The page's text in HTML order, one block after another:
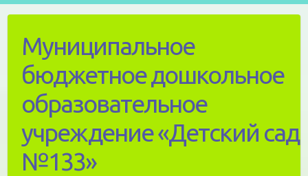
contentМуниципальное
бюджетное дошкольное
образовательное
учреждение «Детский сад
№133»